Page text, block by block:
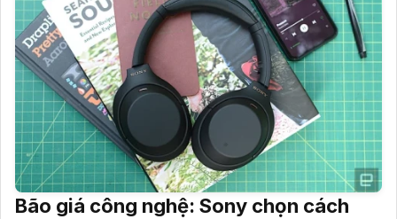
Bão giá công nghệ: Sony chọn cách